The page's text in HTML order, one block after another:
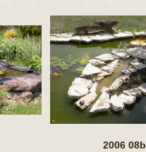
2006 08b